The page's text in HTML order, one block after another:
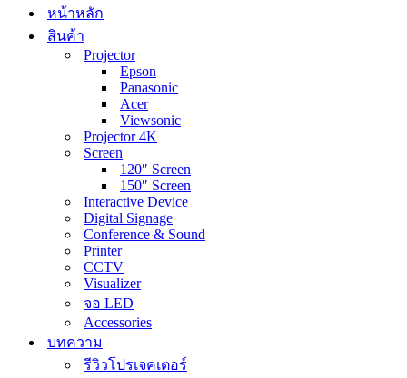
หน้าหลัก
สินค้า
Projector
Epson
Panasonic
Acer
Viewsonic
Projector 4K
Screen
120″ Screen
150″ Screen
Interactive Device
Digital Signage
Conference & Sound
Printer
CCTV
Visualizer
จอ LED
Accessories
บทความ
รีวิวโปรเจคเตอร์